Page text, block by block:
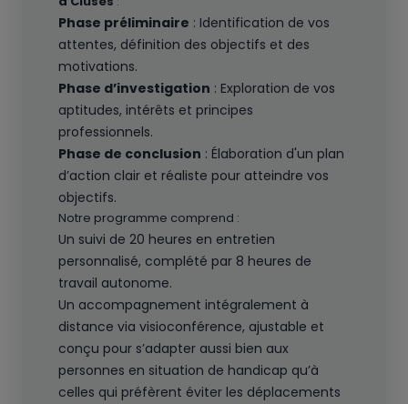
Phase préliminaire : Identification de vos
attentes, définition des objectifs et des
motivations.
Phase d’investigation : Exploration de vos
aptitudes, intérêts et principes
professionnels.
Phase de conclusion : Élaboration d'un plan
d’action clair et réaliste pour atteindre vos
objectifs.
Notre programme comprend :
Un suivi de 20 heures en entretien
personnalisé, complété par 8 heures de
travail autonome.
Un accompagnement intégralement à
distance via visioconférence, ajustable et
conçu pour s’adapter aussi bien aux
personnes en situation de handicap qu’à
celles qui préfèrent éviter les déplacements